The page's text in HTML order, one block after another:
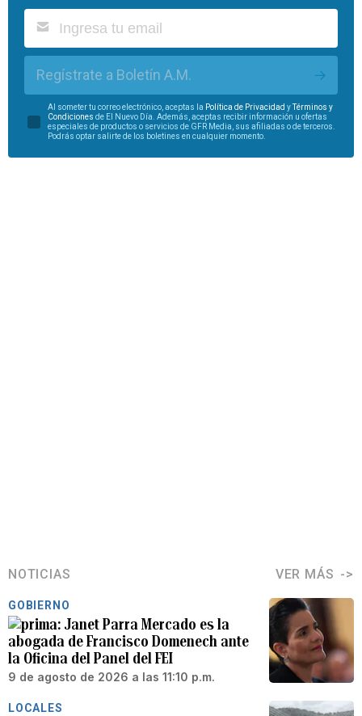
Regístrate a Boletín A.M.
Al someter tu correo electrónico, aceptas la Política de Privacidad y
Términos y
Condiciones de El Nuevo Día. Además, aceptas recibir información u ofertas
especiales de productos o servicios de GFR Media, sus afiliadas o de terceros.
Podrás optar salirte de los boletines en cualquier momento.
NOTICIAS VER MÁS
GOBIERNO
Janet Parra Mercado es la
abogada de Francisco Domenech ante
la Oficina del Panel del FEI
9 de agosto de 2026 a las 11:10 p.m.
LOCALES